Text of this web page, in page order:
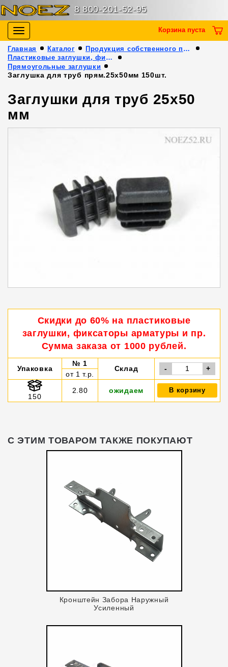
8 800-201-52-95
Toggle
navigation
Корзина пуста
Главная Каталог
Продукция собственного производства
Пластиковые заглушки, фиксаторы арматуры и пр.
Прямоугольные заглушки
Заглушка для труб прям.25х50мм 150шт.
Заглушки для труб 25x50
мм
Скидки до 60% на пластиковые
заглушки, фиксаторы арматуры и пр.
Сумма заказа от 1000 рублей.
Упаковка
№ 1
Склад - +
от 1 т.р.
150
2.80 ожидаем В корзину
С ЭТИМ ТОВАРОМ ТАКЖЕ ПОКУПАЮТ
Кронштейн Забора Наружный
Усиленный